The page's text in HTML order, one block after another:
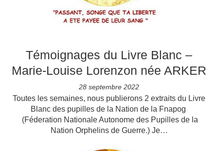
Témoignages du Livre Blanc –
Marie-Louise Lorenzon née ARKER
28 septembre 2022
Toutes les semaines, nous publierons 2 extraits du Livre
Blanc des pupilles de la Nation de la Fnapog
(Féderation Nationale Autonome des Pupilles de la
Nation Orphelins de Guerre.) Je…